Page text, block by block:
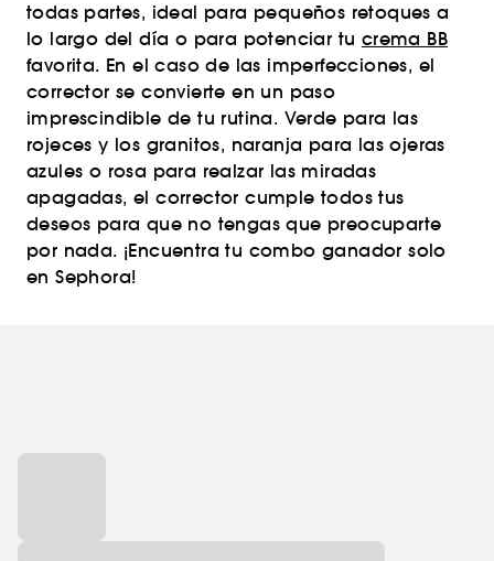
todas partes, ideal para pequeños retoques a
lo largo del día o para potenciar tu crema BB
favorita. En el caso de las imperfecciones, el
corrector se convierte en un paso
imprescindible de tu rutina. Verde para las
rojeces y los granitos, naranja para las ojeras
azules o rosa para realzar las miradas
apagadas, el corrector cumple todos tus
deseos para que no tengas que preocuparte
por nada. ¡Encuentra tu combo ganador solo
en Sephora!